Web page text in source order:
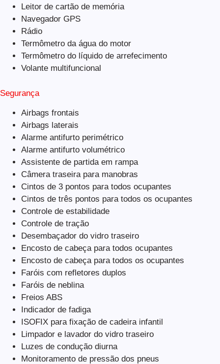
Leitor de cartão de memória
Navegador GPS
Rádio
Termômetro da água do motor
Termômetro do líquido de arrefecimento
Volante multifuncional
Segurança
Airbags frontais
Airbags laterais
Alarme antifurto perimétrico
Alarme antifurto volumétrico
Assistente de partida em rampa
Câmera traseira para manobras
Cintos de 3 pontos para todos ocupantes
Cintos de três pontos para todos os ocupantes
Controle de estabilidade
Controle de tração
Desembaçador do vidro traseiro
Encosto de cabeça para todos ocupantes
Encosto de cabeça para todos os ocupantes
Faróis com refletores duplos
Faróis de neblina
Freios ABS
Indicador de fadiga
ISOFIX para fixação de cadeira infantil
Limpador e lavador do vidro traseiro
Luzes de condução diurna
Monitoramento de pressão dos pneus